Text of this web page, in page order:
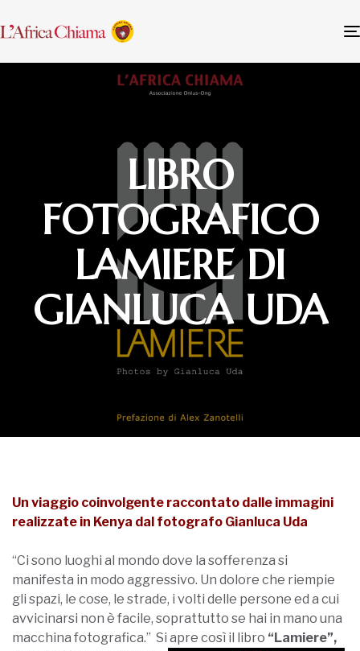
LIBRO
FOTOGRAFICO
LAMIERE DI
GIANLUCA UDA
Un viaggio coinvolgente raccontato dalle immagini
realizzate in Kenya dal fotografo Gianluca Uda
“Ci sono luoghi al mondo dove la sofferenza si
manifesta in modo aggressivo. Un dolore che riempie
gli spazi, le cose, le strade, i volti delle persone ed a cui
avvicinarsi non è facile, soprattutto se hai in mano una
macchina fotografica.” Si apre così il libro “Lamiere”,